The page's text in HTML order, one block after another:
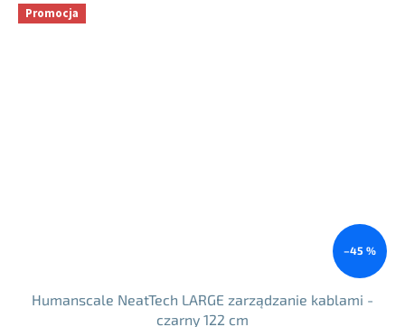
Promocja
–45 %
Humanscale NeatTech LARGE zarządzanie kablami -
czarny 122 cm